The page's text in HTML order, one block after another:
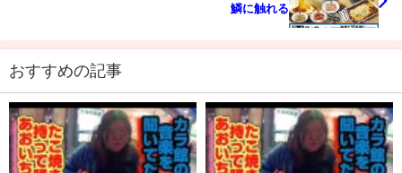
鱗に触れる
おすすめの記事